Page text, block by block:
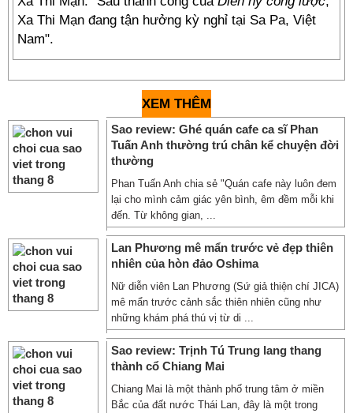
Xa Thi Mạn đang tận hưởng kỳ nghỉ tại Sa Pa, Việt
Nam".
XEM THÊM
Sao review: Ghé quán cafe ca sĩ Phan
Tuấn Anh thường trú chân kể chuyện đời
thường
Phan Tuấn Anh chia sẻ "Quán cafe này luôn đem
lại cho mình cảm giác yên bình, êm đềm mỗi khi
đến. Từ không gian, ...
Lan Phương mê mẩn trước vẻ đẹp thiên
nhiên của hòn đảo Oshima
Nữ diễn viên Lan Phương (Sứ giả thiện chí JICA)
mê mẩn trước cảnh sắc thiên nhiên cũng như
những khám phá thú vị từ di ...
Sao review: Trịnh Tú Trung lang thang
thành cổ Chiang Mai
Chiang Mai là một thành phố trung tâm ở miền
Bắc của đất nước Thái Lan, đây là một trong